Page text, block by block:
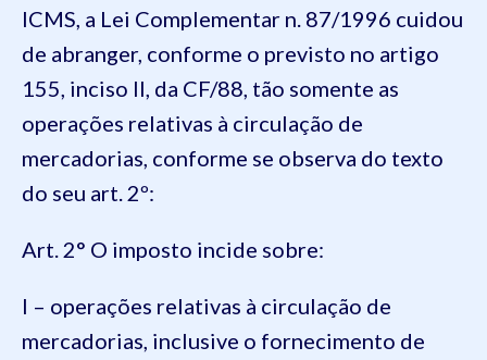
ICMS, a Lei Complementar n. 87/1996 cuidou
de abranger, conforme o previsto no artigo
155, inciso II, da CF/88, tão somente as
operações relativas à circulação de
mercadorias, conforme se observa do texto
do seu art. 2º:
Art. 2° O imposto incide sobre:
I – operações relativas à circulação de
mercadorias, inclusive o fornecimento de